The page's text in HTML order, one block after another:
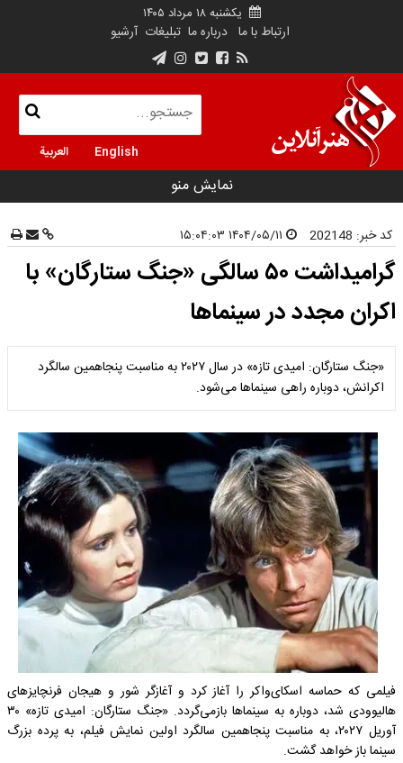
یکشنبه ۱۸ مرداد ۱۴۰۵
ارتباط با ما درباره ما تبلیغات آرشیو
English العربية
نمایش منو
کد خبر: 202148
گرامیداشت ۵۰ سالگی «جنگ ستارگان» با
اکران مجدد در سینماها
«جنگ ستارگان: امیدی تازه» در سال ۲۰۲۷ به مناسبت پنجاهمین سالگرد
اکرانش، دوباره راهی سینماها می‌شود.
فیلمی که حماسه اسکای‌واکر را آغاز کرد و آغازگر شور و هیجان فرنچایزهای
هالیوودی شد، دوباره به سینماها بازمی‌گردد. «جنگ ستارگان: امیدی تازه» ۳۰
آوریل ۲۰۲۷، به مناسبت پنجاهمین سالگرد اولین نمایش فیلم، به پرده بزرگ
سینما باز خواهد گشت.